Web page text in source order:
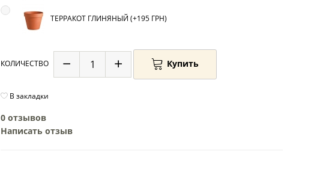
ТЕРРАКОТ ГЛИНЯНЫЙ (+195 ГРН)
КОЛИЧЕСТВО Купить
В закладки
0 отзывов
Написать отзыв